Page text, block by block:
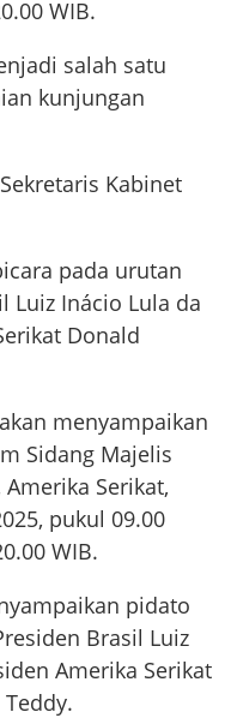
WIB.
salah satu
kunjungan
Kabinet
pada urutan
Luiz Inácio Lula da
Donald
menyampaikan
Sidang Majelis
Serikat,
pukul 09.00
WIB.
pidato
Brasil Luiz
Amerika Serikat